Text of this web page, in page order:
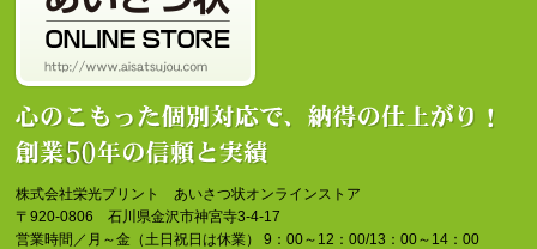
株式会社栄光プリント あいさつ状オンラインストア
〒920-0806 石川県金沢市神宮寺3-4-17
営業時間／月～金（土日祝日は休業） 9：00～12：00/13：00～14：00